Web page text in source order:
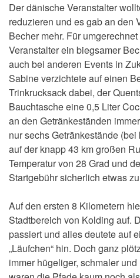
Der dänische Veranstalter
reduzieren und es gab an den
Becher mehr. Für
Veranstalter ein biegsamer
auch bei anderen Events in
Sabine verzichtete auf einen
Trinkrucksack dabei, der
Bauchtasche eine 0,5 Liter
an den Getränkeständen
nur sechs Getränkestände
auf der knapp 43 km großen
Temperatur von 28 Grad und
Startgebühr sicherlich etwas
Auf den ersten 8 Kilometern
Stadtbereich von Kolding auf.
passiert und alles deutete auf
„Läufchen“ hin. Doch ganz
immer hügeliger, schmaler